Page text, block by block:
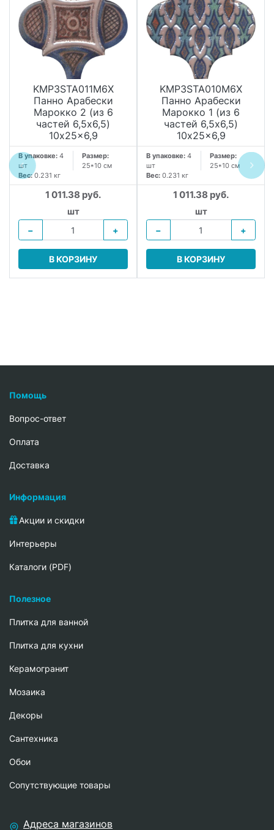
KMP3STA011M6X
Панно Арабески
Марокко 2 (из 6
частей 6,5x6,5)
10x25x6,9
В упаковке: 4
шт
Размер:
25*10 см
Вес:0.231 кг
1 011.38 руб.
шт
−
+
В КОРЗИНУ
KMP3STA010M6X
Панно Арабески
Марокко 1 (из 6
частей 6,5x6,5)
10x25x6,9
В упаковке: 4
шт
Размер:
25*10 см
Вес: 0.231 кг
1 011.38 руб.
шт
−
+
В КОРЗИНУ
Помощь
Вопрос-ответ
Oплата
Доставка
Информация
Акции и скидки
Интерьеры
Каталоги (PDF)
Полезное
Плитка для ванной
Плитка для кухни
Керамогранит
Мозаика
Декоры
Сантехника
Обои
Сопутствующие товары
Адреса магазинов